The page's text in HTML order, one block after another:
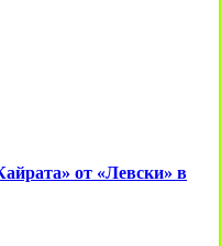
от «Левски» в